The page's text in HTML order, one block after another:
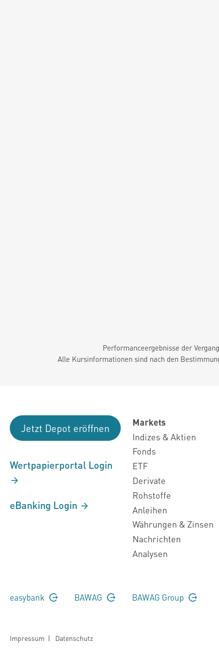
Performanceergebnisse der
Alle Kursinformationen sind nach den
Jetzt Depot eröffnen
Wertpapierportal Login
eBanking Login
Markets
Indizes & Aktien
Fonds
ETF
Derivate
Rohstoffe
Anleihen
Währungen & Zinsen
Nachrichten
Analysen
easybank BAWAG BAWAG Group
Impressum | Datenschutz